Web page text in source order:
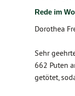
Rede im
Dorothea
Sehr
662 Puten
getötet,